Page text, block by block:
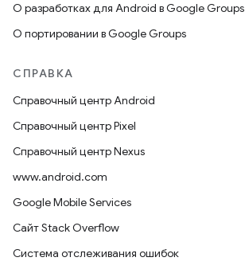
О разработках для Android в Google Groups
О портировании в Google Groups
СПРАВКА
Справочный центр Android
Справочный центр Pixel
Справочный центр Nexus
www.android.com
Google Mobile Services
Сайт Stack Overflow
Система отслеживания ошибок